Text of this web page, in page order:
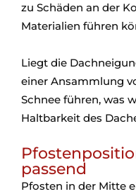
zu Schäden an der
Materialien führen
Liegt die
einer Ansammlung
Schnee führen, was
Haltbarkeit des
passend
Pfosten in der Mitte